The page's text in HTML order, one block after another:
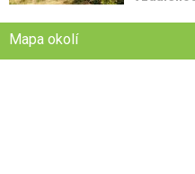
Mapa okolí